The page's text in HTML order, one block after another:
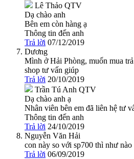
Lê Thảo QTV
Dạ chào anh
Bên em còn hàng ạ
Thông tin đến anh
Trả lời 07/12/2019
Dương
Mình ở Hải Phòng, muốn mua
shop tư vấn giúp
Trả lời 20/10/2019
Trần Tú Anh QTV
Dạ chào anh ạ
Nhân viên bên em đã liên hệ tư
Thông tin đến anh
Trả lời 24/10/2019
Nguyễn Văn Hải
con này so với sp700 thì như nào
Trả lời 06/09/2019